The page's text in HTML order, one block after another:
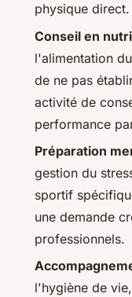
physique direct.
Conseil en
l'alimentation
de ne pas
activité de
performance
Préparation
gestion du
sportif
une demande
professionnels.
l'hygiène de